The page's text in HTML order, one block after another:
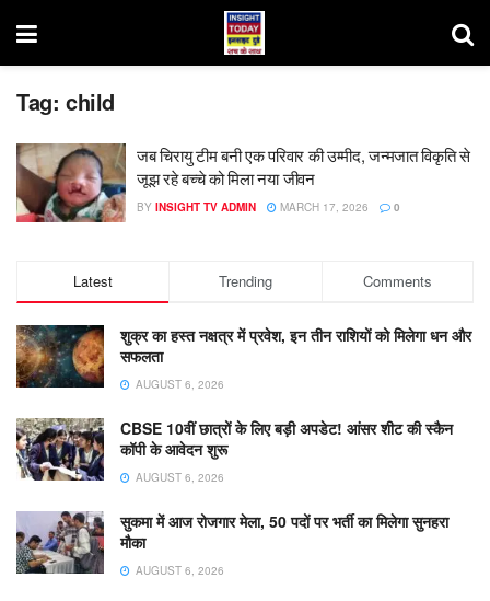
Tag: child
जब चिरायु टीम बनी एक परिवार की उम्मीद, जन्मजात विकृति से
जूझ रहे बच्चे को मिला नया जीवन
BY INSIGHT TV ADMIN MARCH 17, 2026 0
Latest Trending Comments
शुक्र का हस्त नक्षत्र में प्रवेश, इन तीन राशियों को मिलेगा धन और
सफलता
AUGUST 6, 2026
CBSE 10वीं छात्रों के लिए बड़ी अपडेट! आंसर शीट की स्कैन
कॉपी के आवेदन शुरू
AUGUST 6, 2026
सुकमा में आज रोजगार मेला, 50 पदों पर भर्ती का मिलेगा सुनहरा
मौका
AUGUST 6, 2026